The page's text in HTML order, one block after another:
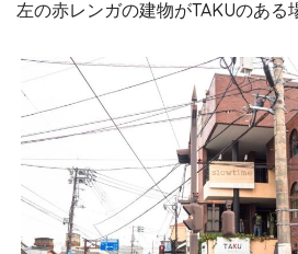
左の赤レンガの建物がTAKUのある